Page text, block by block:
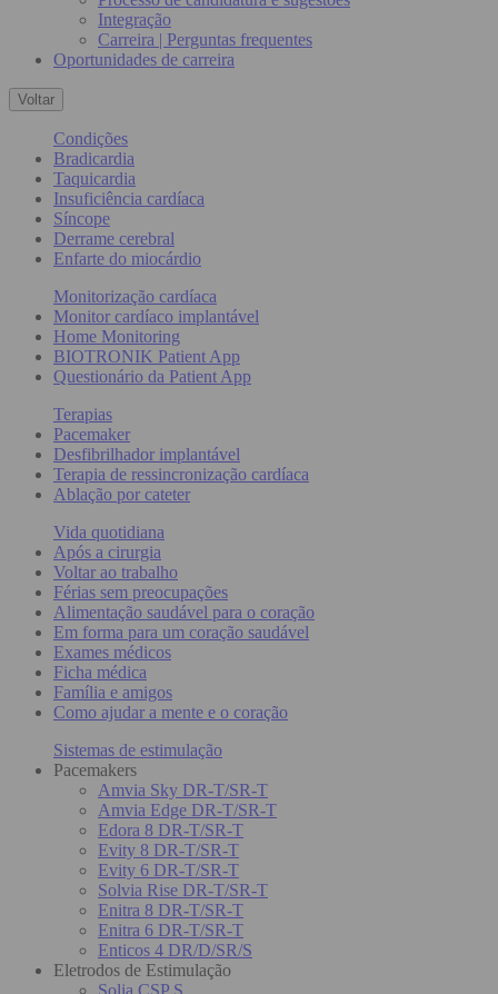
Integração
Carreira | Perguntas frequentes
Oportunidades de carreira
Voltar
Condições
Bradicardia
Taquicardia
Insuficiência cardíaca
Síncope
Derrame cerebral
Enfarte do miocárdio
Monitorização cardíaca
Monitor cardíaco implantável
Home Monitoring
BIOTRONIK Patient App
Questionário da Patient App
Terapias
Pacemaker
Desfibrilhador implantável
Terapia de ressincronização cardíaca
Ablação por cateter
Vida quotidiana
Após a cirurgia
Voltar ao trabalho
Férias sem preocupações
Alimentação saudável para o coração
Em forma para um coração saudável
Exames médicos
Ficha médica
Família e amigos
Como ajudar a mente e o coração
Sistemas de estimulação
Pacemakers
Amvia Sky DR-T/SR-T
Amvia Edge DR-T/SR-T
Edora 8 DR-T/SR-T
Evity 8 DR-T/SR-T
Evity 6 DR-T/SR-T
Solvia Rise DR-T/SR-T
Enitra 8 DR-T/SR-T
Enitra 6 DR-T/SR-T
Enticos 4 DR/D/SR/S
Eletrodos de Estimulação
Solia CSP S